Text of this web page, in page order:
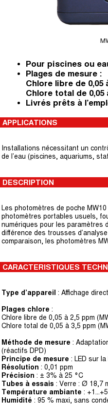
Pour piscines ou
Plages de mesure :
Chlore libre de 0,05
Chlore total de 0,05
Livrés prêts à
APPLICATIONS
Installations nécessitant un
de l’eau (piscines, aquariums,
DESCRIPTION
Les photomètres de poche
photomètres portables usuels,
numériques pour les paramètres
différence des trousses
comparaison, les photomètres
CARACTERISTIQUES
Type d’appareil : Affichage
Plages chlore :
Chlore libre de 0,05 à 2,5 ppm
Chlore total de 0,05 à 3,5 ppm
Méthode de mesure :
(réactifs DPD)
Principe de mesure : LED sur
Résolution : 0,01 ppm
Précision : ± 3% à 25 °C
Tubes à essais : Verre : Ø 18,7
Température ambiante :
Humidité : 95 % maxi, sans